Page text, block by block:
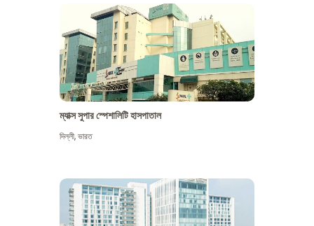
ম্যাক্স সুপার স্পেশালিটি হাসপাতাল
দিল্লী,ভারত